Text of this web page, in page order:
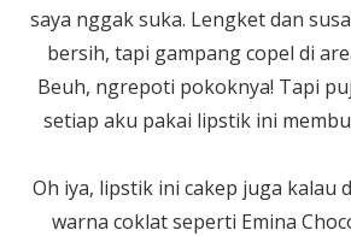
saya nggak suka. Lengket dan
bersih, tapi gampang copel di
Beuh, ngrepoti pokoknya! Tapi
setiap aku pakai lipstik ini
Oh iya, lipstik ini cakep juga kalau
warna coklat seperti Emina